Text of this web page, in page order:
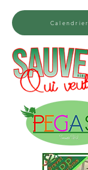
Calendrier